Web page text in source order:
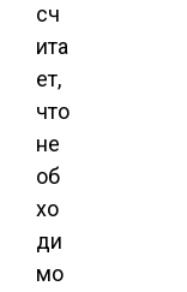
сч
ита
ет,
что
не
об
хо
ди
мо